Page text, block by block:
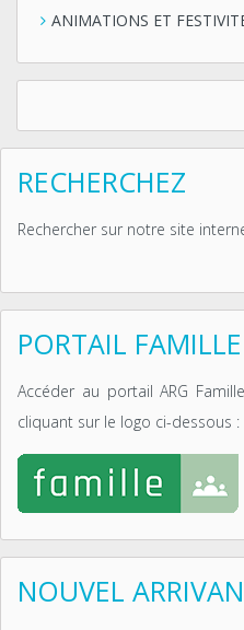
ANIMATIONS ET
RECHERCHEZ
Rechercher sur notre site
PORTAIL FAMILLE
Accéder au portail ARG
cliquant sur le logo ci-dessous :
NOUVEL